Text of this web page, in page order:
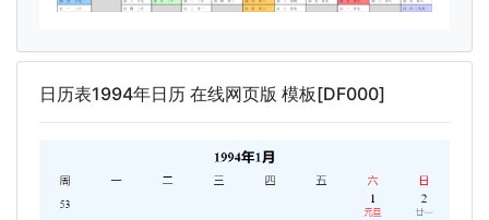
日历表1994年日历 在线网页版 模板[DF000]